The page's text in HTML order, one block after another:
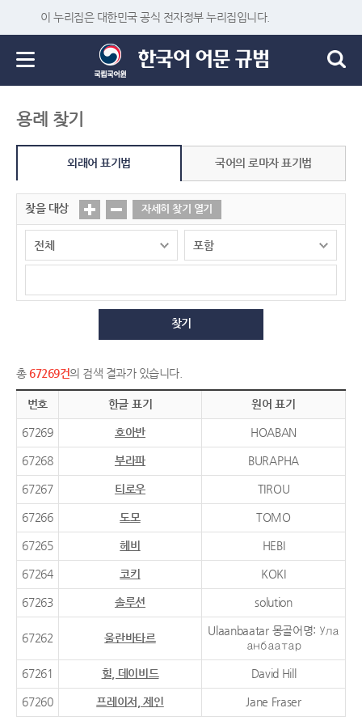
이 누리집은 대한민국 공식 전자정부 누리집입니다.
용례 찾기
외래어 표기법 국어의 로마자 표기법
찾을 대상 자세히 찾기 열기
찾기
총 67269건의 검색 결과가 있습니다.
번호 한글 표기 원어 표기
67269 호아반 HOABAN
67268 부라파 BURAPHA
67267 티로우 TIROU
67266 도모 TOMO
67265 헤비 HEBI
67264 코키 KOKI
67263 솔루션 solution
67262 울란바타르
Ulaanbaatar 몽골어명: Ула
анбаатар
67261 힐, 데이비드 David Hill
67260 프레이저, 제인 Jane Fraser